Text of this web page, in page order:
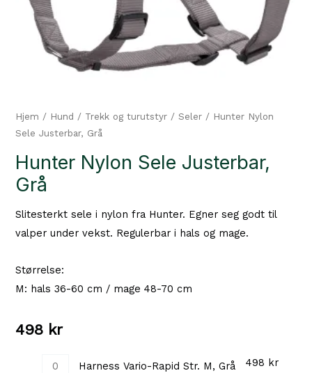
Hjem / Hund / Trekk og turutstyr /Seler / Hunter Nylon
Sele Justerbar, Grå
Hunter Nylon Sele Justerbar,
Grå
Slitesterkt sele i nylon fra Hunter. Egner seg godt til
valper under vekst. Regulerbar i hals og mage.
Størrelse:
M: hals 36-60 cm / mage 48-70 cm
498 kr
Harness
Harness Vario-Rapid Str. M, Grå 498 kr